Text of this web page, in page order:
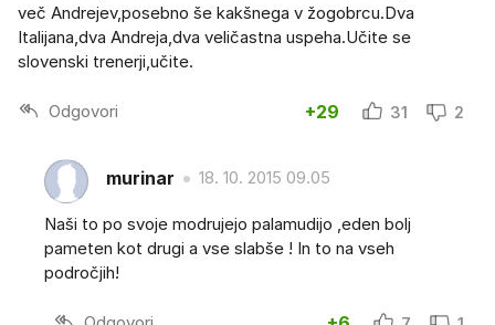
več Andrejev,posebno še kakšnega v žogobrcu.Dva
Italijana,dva Andreja,dva veličastna uspeha.Učite se
slovenski trenerji,učite.
Odgovori +29 31 2
murinar 18. 10. 2015 09.05
Naši to po svoje modrujejo palamudijo ,eden bolj
pameten kot drugi a vse slabše ! In to na vseh
področjih!